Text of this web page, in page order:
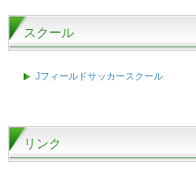
スクール
Jフィールドサッカースクール
リンク